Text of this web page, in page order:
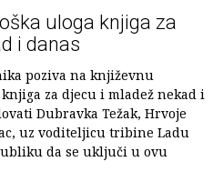
uloga knjiga za
i danas
poziva na književnu
za djecu i mladež nekad i
Dubravka Težak, Hrvoje
uz voditeljicu tribine Ladu
da se uključi u ovu